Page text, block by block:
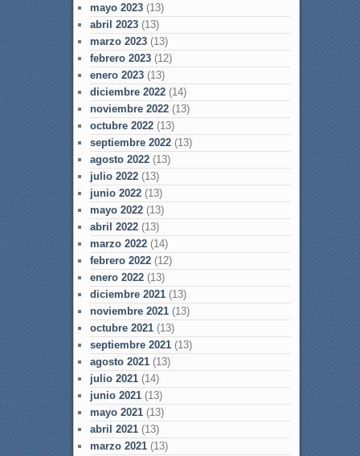
mayo 2023(13)
abril 2023(13)
marzo 2023(13)
febrero 2023(12)
enero 2023(13)
diciembre 2022(14)
noviembre 2022(13)
octubre 2022(13)
septiembre 2022(13)
agosto 2022(13)
julio 2022(13)
junio 2022(13)
mayo 2022(13)
abril 2022(13)
marzo 2022(14)
febrero 2022(12)
enero 2022(13)
diciembre 2021(13)
noviembre 2021(13)
octubre 2021(13)
septiembre 2021(13)
agosto 2021(13)
julio 2021(14)
junio 2021(13)
mayo 2021(13)
abril 2021(13)
marzo 2021(13)